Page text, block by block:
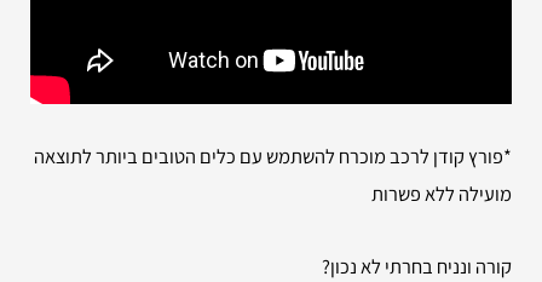
*פורץ קודן לרכב מוכרח להשתמש עם כלים הטובים ביותר לתוצאה
מועילה ללא פשרות
קורה ונניח בחרתי לא נכון?